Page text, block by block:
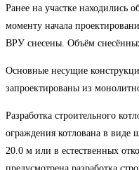
Ранее на участке находились
моменту начала
ВРУ снесены. Объём
Основные несущие
запроектированы из
Разработка строительного
ограждения котлована в виде
20.0 м или в естественных